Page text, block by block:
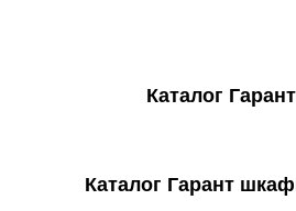
Каталог
Каталог Гарант